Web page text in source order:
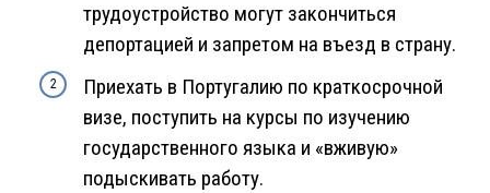
трудоустройство могут закончиться
депортацией и запретом на въезд в страну.
Приехать в Португалию по краткосрочной
визе, поступить на курсы по изучению
государственного языка и «вживую»
подыскивать работу.